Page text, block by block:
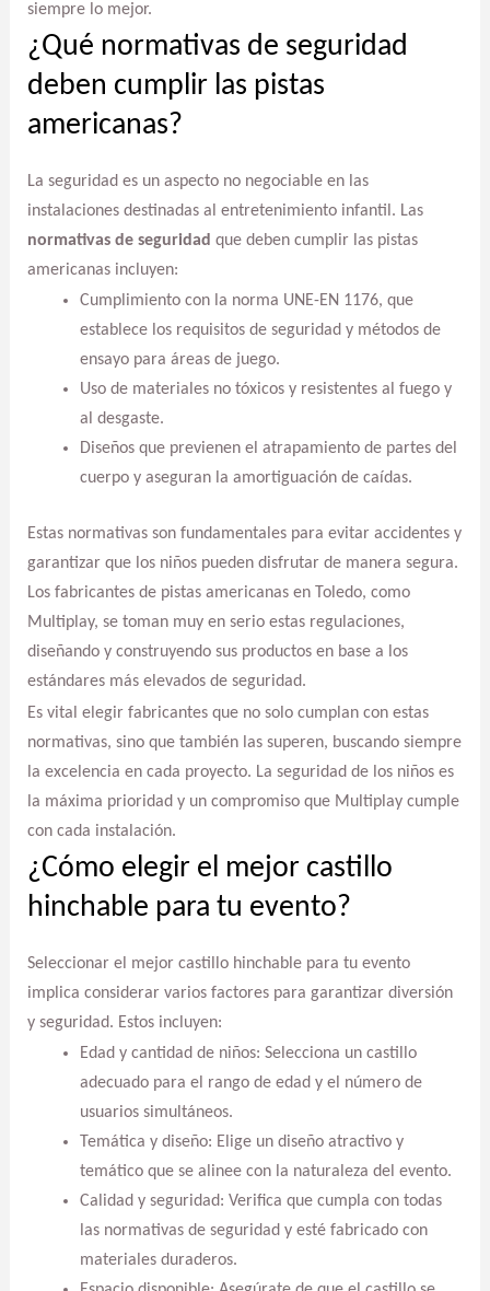
siempre lo mejor.
¿Qué normativas de seguridad
deben cumplir las pistas
americanas?
La seguridad es un aspecto no negociable en las
instalaciones destinadas al entretenimiento infantil. Las
normativas de seguridad que deben cumplir las pistas
americanas incluyen:
Cumplimiento con la norma UNE-EN 1176, que
establece los requisitos de seguridad y métodos de
ensayo para áreas de juego.
Uso de materiales no tóxicos y resistentes al fuego y
al desgaste.
Diseños que previenen el atrapamiento de partes del
cuerpo y aseguran la amortiguación de caídas.
Estas normativas son fundamentales para evitar accidentes y
garantizar que los niños pueden disfrutar de manera segura.
Los fabricantes de pistas americanas en Toledo, como
Multiplay, se toman muy en serio estas regulaciones,
diseñando y construyendo sus productos en base a los
estándares más elevados de seguridad.
Es vital elegir fabricantes que no solo cumplan con estas
normativas, sino que también las superen, buscando siempre
la excelencia en cada proyecto. La seguridad de los niños es
la máxima prioridad y un compromiso que Multiplay cumple
con cada instalación.
¿Cómo elegir el mejor castillo
hinchable para tu evento?
Seleccionar el mejor castillo hinchable para tu evento
implica considerar varios factores para garantizar diversión
y seguridad. Estos incluyen:
Edad y cantidad de niños: Selecciona un castillo
adecuado para el rango de edad y el número de
usuarios simultáneos.
Temática y diseño: Elige un diseño atractivo y
temático que se alinee con la naturaleza del evento.
Calidad y seguridad: Verifica que cumpla con todas
las normativas de seguridad y esté fabricado con
materiales duraderos.